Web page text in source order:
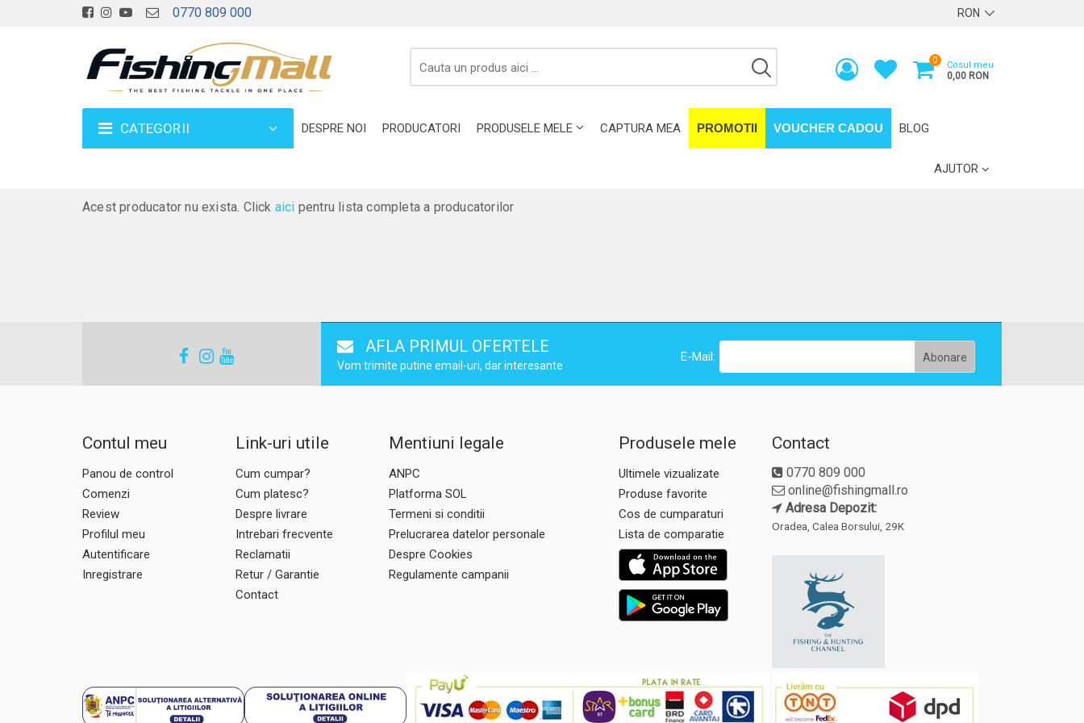
0770 809 000
0 Cosul meu
0,00 RON
CATEGORII DESPRE NOI PRODUCATORI PRODUSELE MELE CAPTURA MEA PROMOTII VOUCHER CADOU BLOG
AJUTOR
Acest producator nu exista. Click aici pentru lista completa a producatorilor
AFLA PRIMUL OFERTELE
Vom trimite putine email-uri, dar interesante
E-Mail:
Contul meu
Panou de control
Comenzi
Review
Profilul meu
Autentificare
Inregistrare
Link-uri utile
Cum cumpar?
Cum platesc?
Despre livrare
Intrebari frecvente
Reclamatii
Retur / Garantie
Contact
Mentiuni legale
ANPC
Platforma SOL
Termeni si conditii
Prelucrarea datelor personale
Despre Cookies
Regulamente campanii
Produsele mele
Ultimele vizualizate
Produse favorite
Cos de cumparaturi
Lista de comparatie
Contact
0770 809 000
online@fishingmall.ro
Adresa Depozit:
Oradea, Calea Borsului, 29K